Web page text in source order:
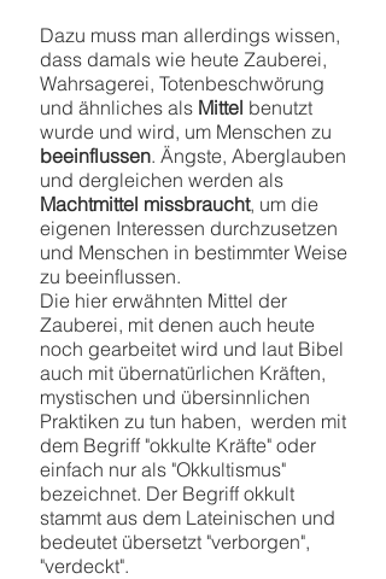
Dazu muss man allerdings wissen,
dass damals wie heute Zauberei,
Wahrsagerei, Totenbeschwörung
und ähnliches als Mittel benutzt
wurde und wird, um Menschen zu
beeinflussen. Ängste, Aberglauben
und dergleichen werden als
Machtmittel missbraucht, um die
eigenen Interessen durchzusetzen
und Menschen in bestimmter Weise
zu beeinflussen.
Die hier erwähnten Mittel der
Zauberei, mit denen auch heute
noch gearbeitet wird und laut Bibel
auch mit übernatürlichen Kräften,
mystischen und übersinnlichen
Praktiken zu tun haben, werden mit
dem Begriff "okkulte Kräfte" oder
einfach nur als "Okkultismus"
bezeichnet. Der Begriff okkult
stammt aus dem Lateinischen und
bedeutet übersetzt "verborgen",
"verdeckt".